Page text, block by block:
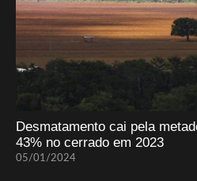
Desmatamento cai pela
43% no cerrado em 2023
05/01/2024